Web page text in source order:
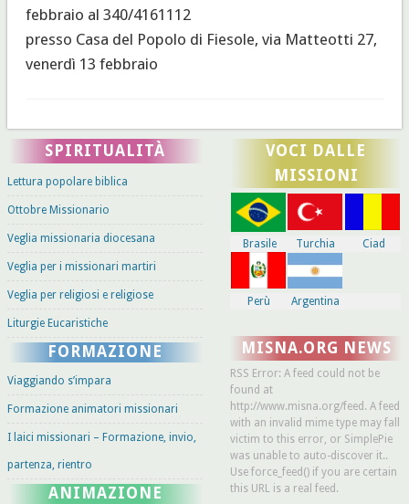
febbraio al 340/4161112
presso Casa del Popolo di Fiesole, via Matteotti 27,
venerdì 13 febbraio
SPIRITUALITÀ
Lettura popolare biblica
Ottobre Missionario
Veglia missionaria diocesana
Veglia per i missionari martiri
Veglia per religiosi e religiose
Liturgie Eucaristiche
FORMAZIONE
Viaggiando s’impara
Formazione animatori missionari
I laici missionari – Formazione, invio,
partenza, rientro
ANIMAZIONE
VOCI DALLE
MISSIONI
Brasile Turchia Ciad
Perù Argentina
MISNA.ORG NEWS
RSS Error: A feed could not be
found at
http://www.misna.org/feed. A feed
with an invalid mime type may fall
victim to this error, or SimplePie
was unable to auto-discover it..
Use force_feed() if you are certain
this URL is a real feed.